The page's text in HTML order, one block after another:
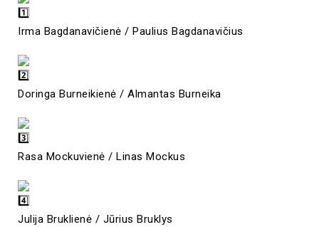
Irma Bagdanavičienė / Paulius Bagdanavičius
Doringa Burneikienė / Almantas Burneika
Rasa Mockuvienė / Linas Mockus
Julija Bruklienė / Jūrius Bruklys